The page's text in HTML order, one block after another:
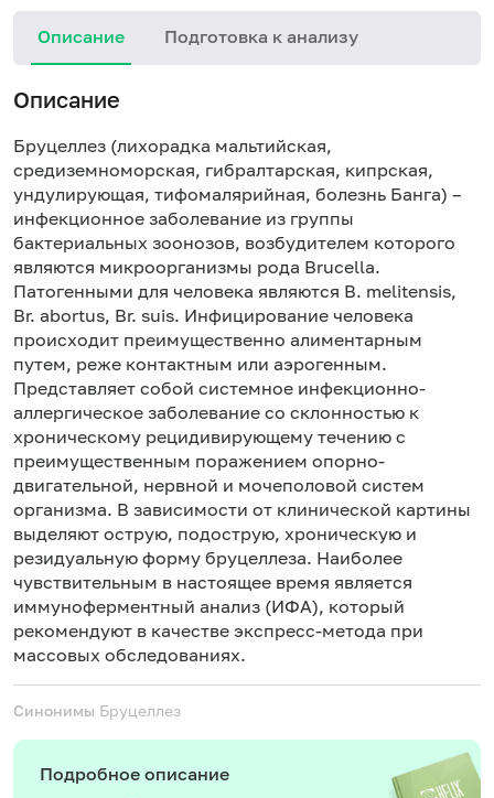
Описание Подготовка к анализу
Описание
Бруцеллез (лихорадка мальтийская,
средиземноморская, гибралтарская, кипрская,
ундулирующая, тифомалярийная, болезнь Банга) –
инфекционное заболевание из группы
бактериальных зоонозов, возбудителем которого
являются микроорганизмы рода Brucella.
Патогенными для человека являются В. melitensis,
Br. abortus, Br. suis. Инфицирование человека
происходит преимущественно алиментарным
путем, реже контактным или аэрогенным.
Представляет собой системное инфекционно-
аллергическое заболевание со склонностью к
хроническому рецидивирующему течению с
преимущественным поражением опорно-
двигательной, нервной и мочеполовой систем
организма. В зависимости от клинической картины
выделяют острую, подострую, хроническую и
резидуальную форму бруцеллеза. Наиболее
чувствительным в настоящее время является
иммуноферментный анализ (ИФА), который
рекомендуют в качестве экспресс-метода при
массовых обследованиях.
Синонимы Бруцеллез
Подробное описание